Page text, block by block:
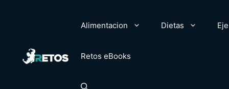
Alimentacion Dietas
Retos eBooks